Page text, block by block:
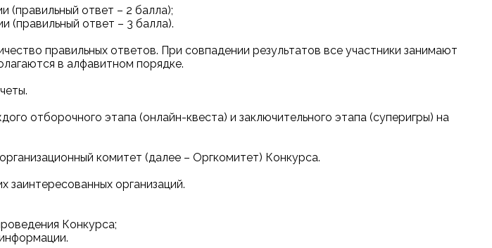
(правильный ответ – 2 балла);
(правильный ответ – 3 балла).
правильных ответов. При совпадении результатов все участники занимают
в алфавитном порядке.
отборочного этапа (онлайн-квеста) и заключительного этапа (суперигры) на
комитет (далее – Оргкомитет) Конкурса.
организаций.
Конкурса;